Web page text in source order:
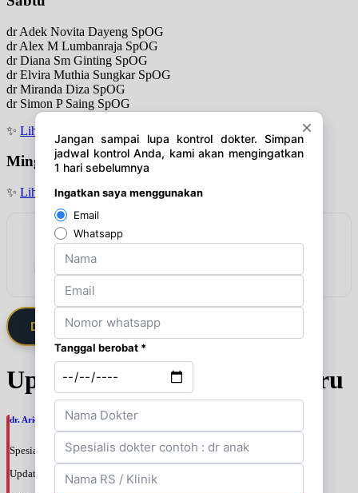
dr Adek Novita Dayeng SpOG
dr Alex M Lumbanraja SpOG
dr Diana Sm Ginting SpOG
dr Elvira Muthia Sungkar SpOG
dr Miranda Diza SpOG
dr Simon P Saing SpOG
✨ Lihat jadwal
Minggu
✨ Lihat jadwal
Rekomendasi
Lindungi harta anda dari inflasi
Lihat detail & harga →
Daftarkan Saya via Member VIP
Update Jadwal Dokter terbaru
dr. Ario Baskoro, SpU
Spesialis: Bedah Urologi
Update terakhir: 2026-08-06 18:46:06